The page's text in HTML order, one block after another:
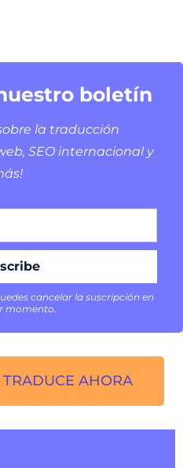
boletín
la traducción
SEO internacional y
cancelar la suscripción en
momento.
TRADUCE AHORA